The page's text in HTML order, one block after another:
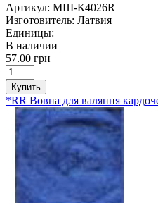
Артикул: МШ-К4026R
Изготовитель: Латвия
Единицы:
В наличии
57.00 грн
Купить
*RR Вовна для валяння